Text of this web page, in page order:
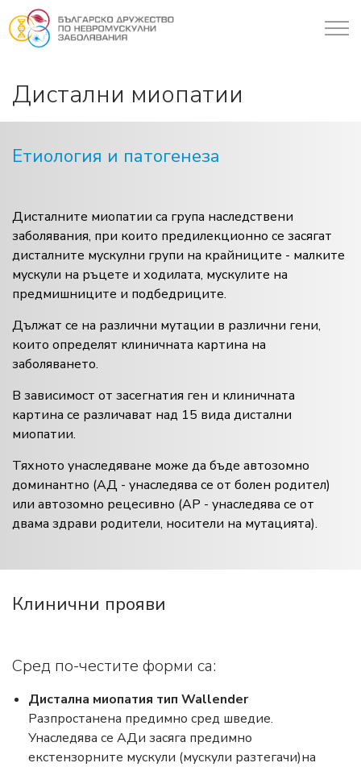
Дистални миопатии
Етиология и патогенеза
Дисталните миопатии са група наследствени
заболявания, при които предилекционно се засягат
дисталните мускулни групи на крайниците - малките
мускули на ръцете и ходилата, мускулите на
предмишниците и подбедриците.
Дължат се на различни мутации в различни гени,
които определят клиничната картина на
заболяването.
В зависимост от засегнатия ген и клиничната
картина се различават над 15 вида дистални
миопатии.
Тяхното унаследяване може да бъде автозомно
доминантно (АД - унаследява се от болен родител)
или автозомно рецесивно (АР - унаследява се от
двама здрави родители, носители на мутацията).
Клинични прояви
Сред по-честите форми са:
Дистална миопатия тип Wallender
Разпростанена предимно сред шведие.
Унаследява се АДи засяга предимно
екстензорните мускули (мускули разтегачи)на